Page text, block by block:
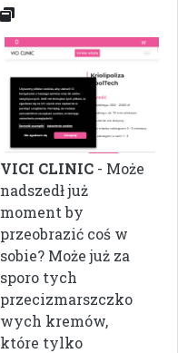
VICI CLINIC - Może
nadszedł już
moment by
przeobrazić coś w
sobie? Może już za
sporo tych
przecizmarszczko
wych kremów,
które tylko